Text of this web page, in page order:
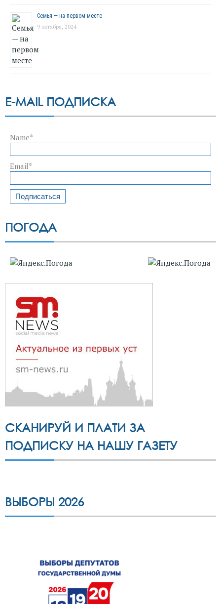
Семья — на первом месте
9 октября, 2024
E-MAIL ПОДПИСКА
Name*
Email*
ПОГОДА
СКАНИРУЙ И ПЛАТИ ЗА
ПОДПИСКУ НА НАШУ ГАЗЕТУ
ВЫБОРЫ 2026